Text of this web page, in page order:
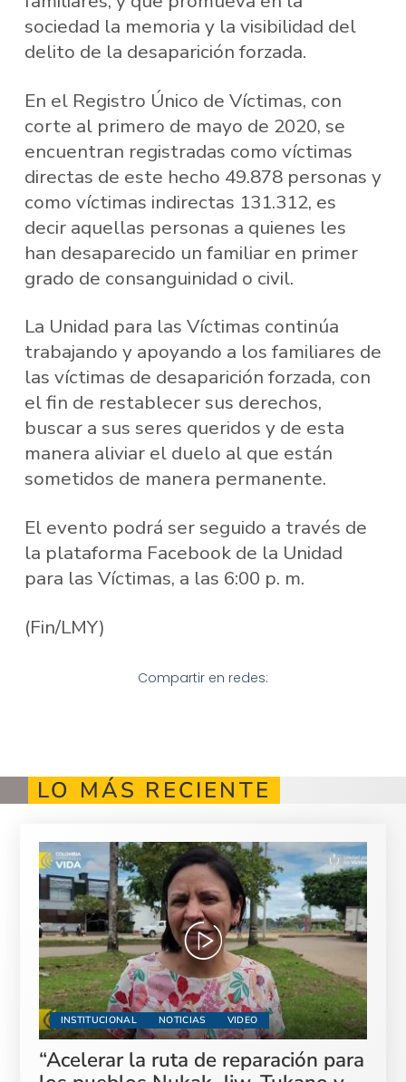
sociedad la memoria y la visibilidad del
delito de la desaparición forzada.
En el Registro Único de Víctimas, con
corte al primero de mayo de 2020, se
encuentran registradas como víctimas
directas de este hecho 49.878 personas y
como víctimas indirectas 131.312, es
decir aquellas personas a quienes les
han desaparecido un familiar en primer
grado de consanguinidad o civil.
La Unidad para las Víctimas continúa
trabajando y apoyando a los familiares de
las víctimas de desaparición forzada, con
el fin de restablecer sus derechos,
buscar a sus seres queridos y de esta
manera aliviar el duelo al que están
sometidos de manera permanente.
El evento podrá ser seguido a través de
la plataforma Facebook de la Unidad
para las Víctimas, a las 6:00 p. m.
(Fin/LMY)
Compartir en redes:
LO MÁS RECIENTE
INSTITUCIONAL NOTICIAS VIDEO
“Acelerar la ruta de reparación para